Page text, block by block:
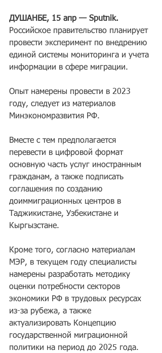
ДУШАНБЕ, 15 апр — Sputnik.
Российское правительство планирует
провести эксперимент по внедрению
единой системы мониторинга и учета
информации в сфере миграции.
Опыт намерены провести в 2023
году, следует из материалов
Минэкономразвития РФ.
Вместе с тем предполагается
перевести в цифровой формат
основную часть услуг иностранным
гражданам, а также подписать
соглашения по созданию
доиммиграционных центров в
Таджикистане, Узбекистане и
Кыргызстане.
Кроме того, согласно материалам
МЭР, в текущем году специалисты
намерены разработать методику
оценки потребности секторов
экономики РФ в трудовых ресурсах
из-за рубежа, а также
актуализировать Концепцию
государственной миграционной
политики на период до 2025 года.